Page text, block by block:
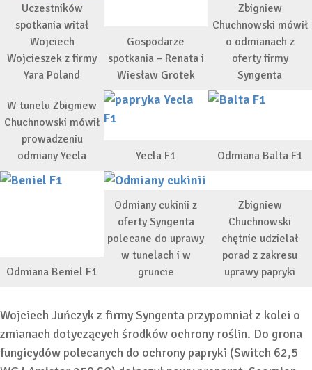
Uczestników
spotkania witał
Wojciech
Wojcieszek z firmy
Yara Poland
Gospodarze
spotkania – Renata i
Wiesław Grotek
Zbigniew
Chuchnowski mówił
o odmianach z
oferty firmy
Syngenta
W tunelu Zbigniew
Chuchnowski mówił
prowadzeniu
odmiany Yecla
Yecla F1 Odmiana Balta F1
Odmiana Beniel F1
Odmiany cukinii z
oferty Syngenta
polecane do uprawy
w tunelach i w
gruncie
Zbigniew
Chuchnowski
chętnie udzielał
porad z zakresu
uprawy papryki
Wojciech Juńczyk z firmy Syngenta przypomniał z kolei o
zmianach dotyczących środków ochrony roślin. Do grona
fungicydów polecanych do ochrony papryki (Switch 62,5